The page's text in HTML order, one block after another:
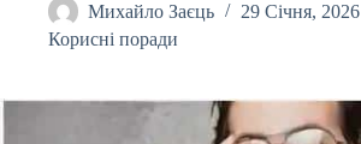
Михайло Заєць
29 Січня, 2026
Корисні поради